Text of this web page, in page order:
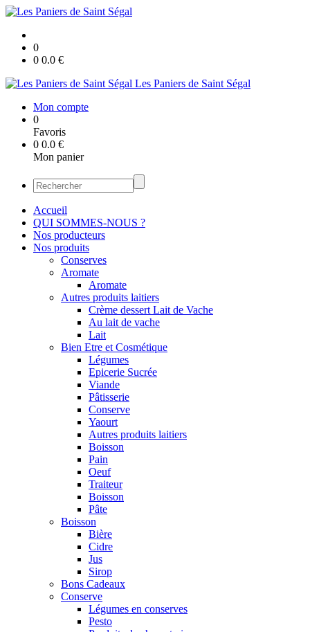
0
0 0.0 €
Les Paniers de Saint Ségal
Mon compte
0
Favoris
0 0.0 €
Mon panier
Accueil
QUI SOMMES-NOUS ?
Nos producteurs
Nos produits
Conserves
Aromate
Aromate
Autres produits laitiers
Crème dessert Lait de Vache
Au lait de vache
Lait
Bien Etre et Cosmétique
Légumes
Epicerie Sucrée
Viande
Pâtisserie
Conserve
Yaourt
Autres produits laitiers
Boisson
Pain
Oeuf
Traiteur
Boisson
Pâte
Boisson
Bière
Cidre
Jus
Sirop
Bons Cadeaux
Conserve
Légumes en conserves
Pesto